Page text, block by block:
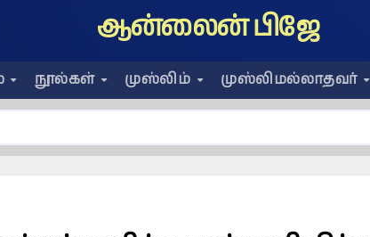
ஆன்லைன் பிஜே
நூல்கள் முஸ்லிம் முஸ்லிமல்லாதவர்